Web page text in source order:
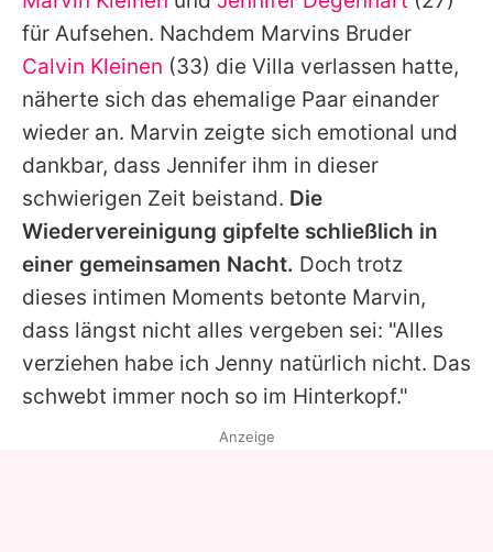
Jobs
App runterladen
Team
Redaktionelle Richtlinien
Impressum
Datenschutzerklärung
Utiq verwalten
für Aufsehen. Nachdem Marvins Bruder
Calvin Kleinen (33) die Villa verlassen hatte,
näherte sich das ehemalige Paar einander
wieder an. Marvin zeigte sich emotional und
dankbar, dass Jennifer ihm in dieser
schwierigen Zeit beistand. Die
Wiedervereinigung gipfelte schließlich in
einer gemeinsamen Nacht. Doch trotz
dieses intimen Moments betonte Marvin,
dass längst nicht alles vergeben sei: "Alles
verziehen habe ich Jenny natürlich nicht. Das
schwebt immer noch so im Hinterkopf."
Anzeige